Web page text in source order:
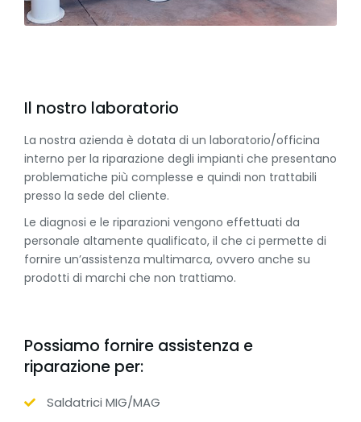
Il nostro laboratorio
La nostra azienda è dotata di un laboratorio/officina
interno per la riparazione degli impianti che presentano
problematiche più complesse e quindi non trattabili
presso la sede del cliente.
Le diagnosi e le riparazioni vengono effettuati da
personale altamente qualificato, il che ci permette di
fornire un’assistenza multimarca, ovvero anche su
prodotti di marchi che non trattiamo.
Possiamo fornire assistenza e
riparazione per:
Saldatrici MIG/MAG